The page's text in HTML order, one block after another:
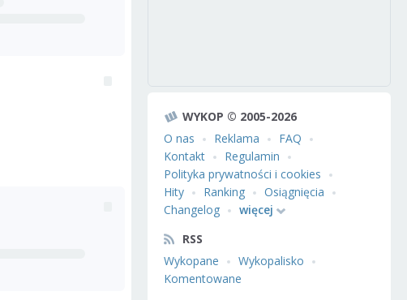
WYKOP © 2005-2026
O nas
Reklama
FAQ
Kontakt
Regulamin
Polityka prywatności i cookies
Hity
Ranking
Osiągnięcia
Changelog
więcej
RSS
Wykopane
Wykopalisko
Komentowane